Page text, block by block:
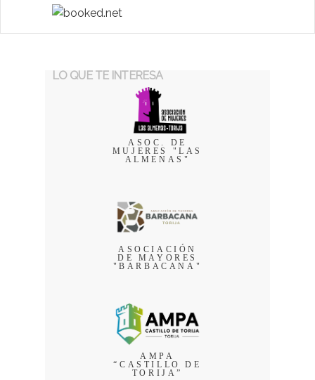
LO QUE TE INTERESA
ASOC. DE
MUJERES "LAS
ALMENAS"
ASOCIACIÓN
DE MAYORES
"BARBACANA"
AMPA
“CASTILLO DE
TORIJA”